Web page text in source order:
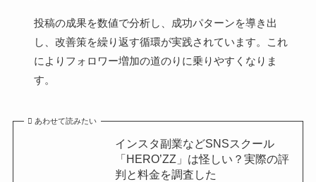
投稿の成果を数値で分析し、成功パターンを導き出
し、改善策を繰り返す循環が実践されています。これ
によりフォロワー増加の道のりに乗りやすくなりま
す。
あわせて読みたい
インスタ副業などSNSスクール
「HERO’ZZ」は怪しい？実際の評
判と料金を調査した